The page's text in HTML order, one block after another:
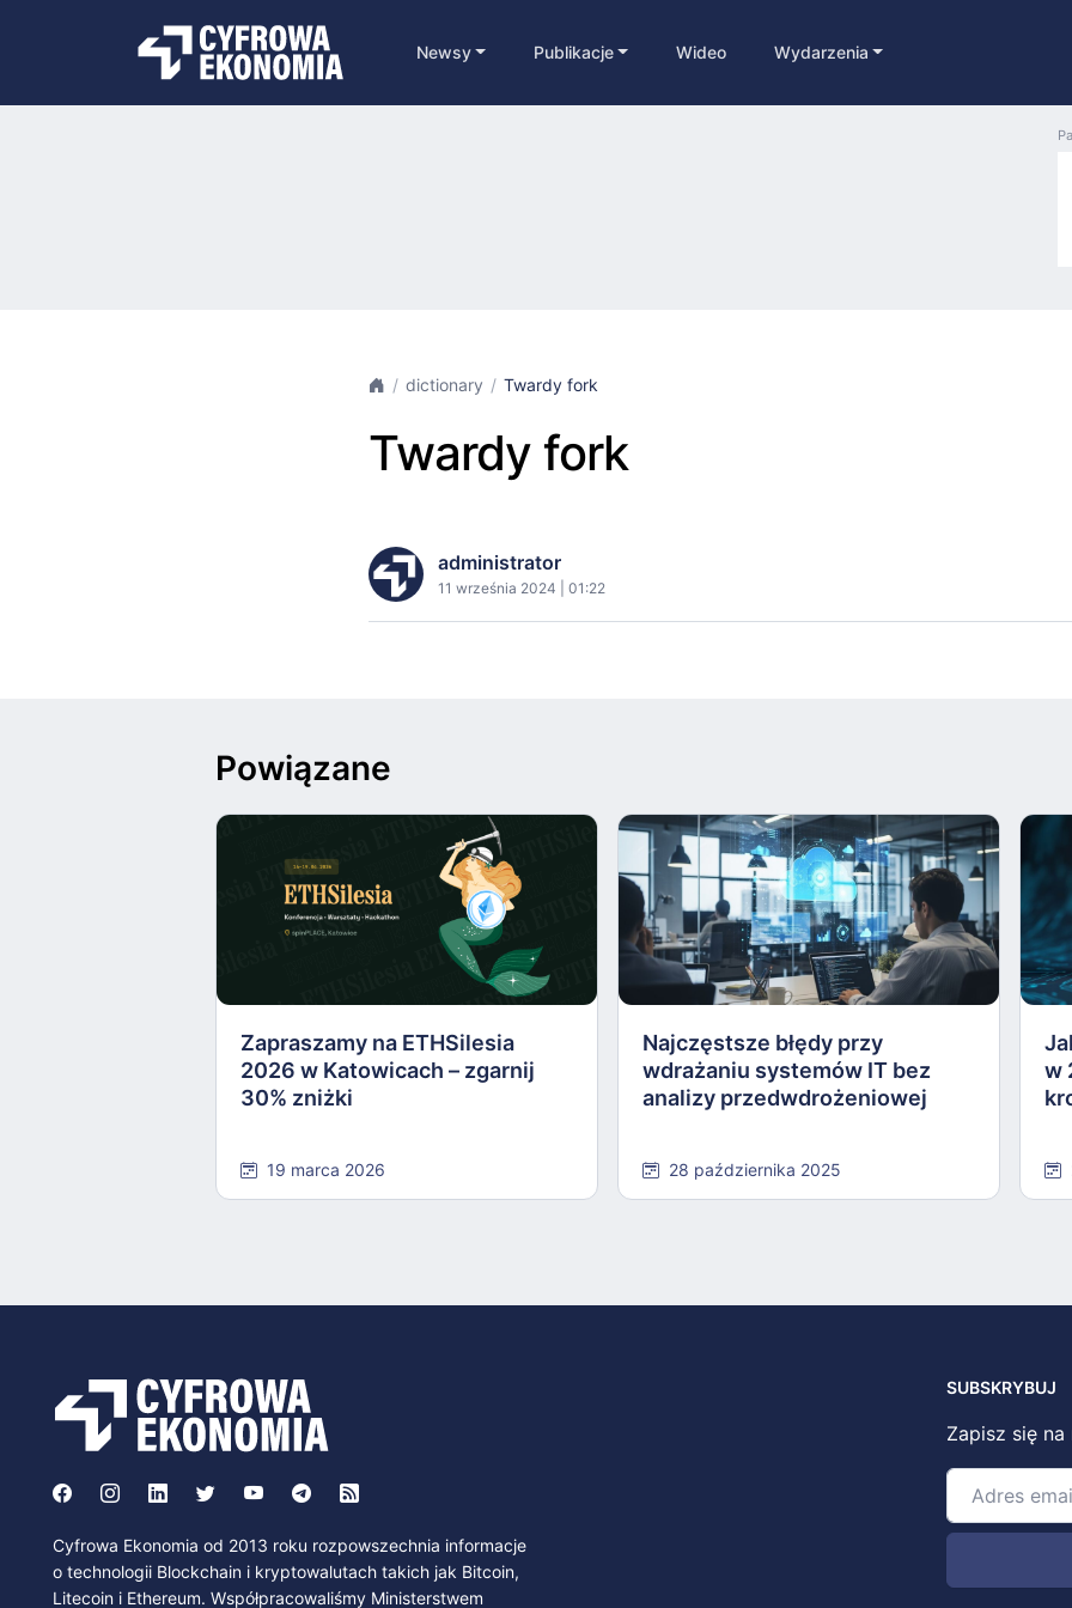
Newsy Publikacje Wideo Wydarzenia
dictionary Twardy fork
Twardy fork
administrator
11 września 2024 | 01:22
Powiązane
Zapraszamy na ETHSilesia
2026 w Katowicach – zgarnij
30% zniżki
19 marca 2026
Najczęstsze błędy przy
wdrażaniu systemów IT bez
analizy przedwdrożeniowej
28 października 2025
w
Cyfrowa Ekonomia od 2013 roku rozpowszechnia informacje
o technologii Blockchain i kryptowalutach takich jak Bitcoin,
Litecoin i Ethereum. Współpracowaliśmy Ministerstwem
SUBSKRYBUJ
Zapisz się